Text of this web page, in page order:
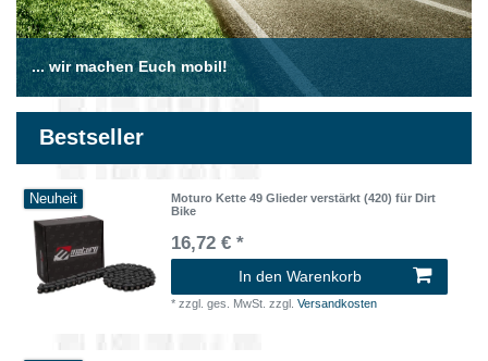
... wir machen Euch mobil!
Bestseller
Neuheit
Moturo Kette 49 Glieder verstärkt (420) für Dirt
Bike
16,72 € *
In den Warenkorb
*zzgl. ges. MwSt. zzgl.Versandkosten